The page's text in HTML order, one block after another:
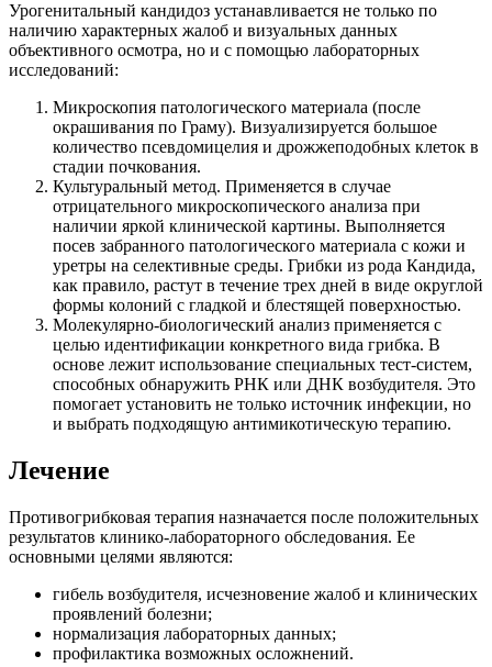
Урогенитальный кандидоз устанавливается не только по
наличию характерных жалоб и визуальных данных
объективного осмотра, но и с помощью лабораторных
исследований:
Микроскопия патологического материала (после
окрашивания по Граму). Визуализируется большое
количество псевдомицелия и дрожжеподобных клеток в
стадии почкования.
Культуральный метод. Применяется в случае
отрицательного микроскопического анализа при
наличии яркой клинической картины. Выполняется
посев забранного патологического материала с кожи и
уретры на селективные среды. Грибки из рода Кандида,
как правило, растут в течение трех дней в виде округлой
формы колоний с гладкой и блестящей поверхностью.
Молекулярно-биологический анализ применяется с
целью идентификации конкретного вида грибка. В
основе лежит использование специальных тест-систем,
способных обнаружить РНК или ДНК возбудителя. Это
помогает установить не только источник инфекции, но
и выбрать подходящую антимикотическую терапию.
Лечение
Противогрибковая терапия назначается после положительных
результатов клинико-лабораторного обследования. Ее
основными целями являются:
гибель возбудителя, исчезновение жалоб и клинических
проявлений болезни;
нормализация лабораторных данных;
профилактика возможных осложнений.